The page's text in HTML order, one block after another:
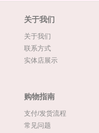
关于我们
关于我们
联系方式
实体店展示
购物指南
支付/发货流程
常见问题